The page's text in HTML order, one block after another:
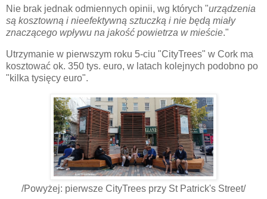
Nie brak jednak odmiennych opinii, wg których "urządzenia
są kosztowną i nieefektywną sztuczką i nie będą miały
znaczącego wpływu na jakość powietrza w mieście."
Utrzymanie w pierwszym roku 5-ciu "CityTrees" w Cork ma
kosztować ok. 350 tys. euro, w latach kolejnych podobno po
"kilka tysięcy euro".
/Powyżej: pierwsze CityTrees przy St Patrick's Street/